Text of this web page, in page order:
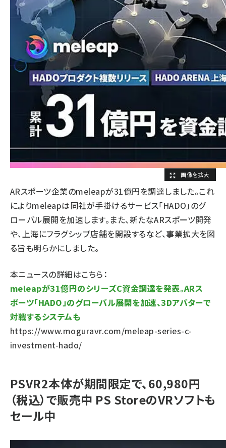
ARスポーツ企業のmeleapが31億円を調達しました。これ
によりmeleapは同社が手掛けるサービス「HADO」のグ
ローバル展開を加速します。また、新たなARスポーツ開発
や、上海にフラグシップ店舗を開設するなど、事業拡大を図
る旨も明らかにしました。
本ニュースの詳細はこちら：
meleapが31億円のシリーズC資金調達を発表。ARス
ポーツ「HADO」のグローバル展開を加速、3Dアバターで
対戦するシステムも
https://www.moguravr.com/meleap-series-c-
investment-hado/
PSVR2本体が期間限定で、60,980円
（税込）で販売中 PS StoreのVRソフトも
セール中